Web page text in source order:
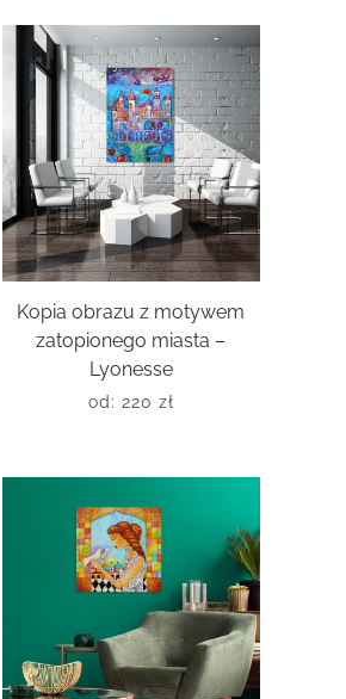
Kopia obrazu z motywem
zatopionego miasta –
Lyonesse
od: 220 zł